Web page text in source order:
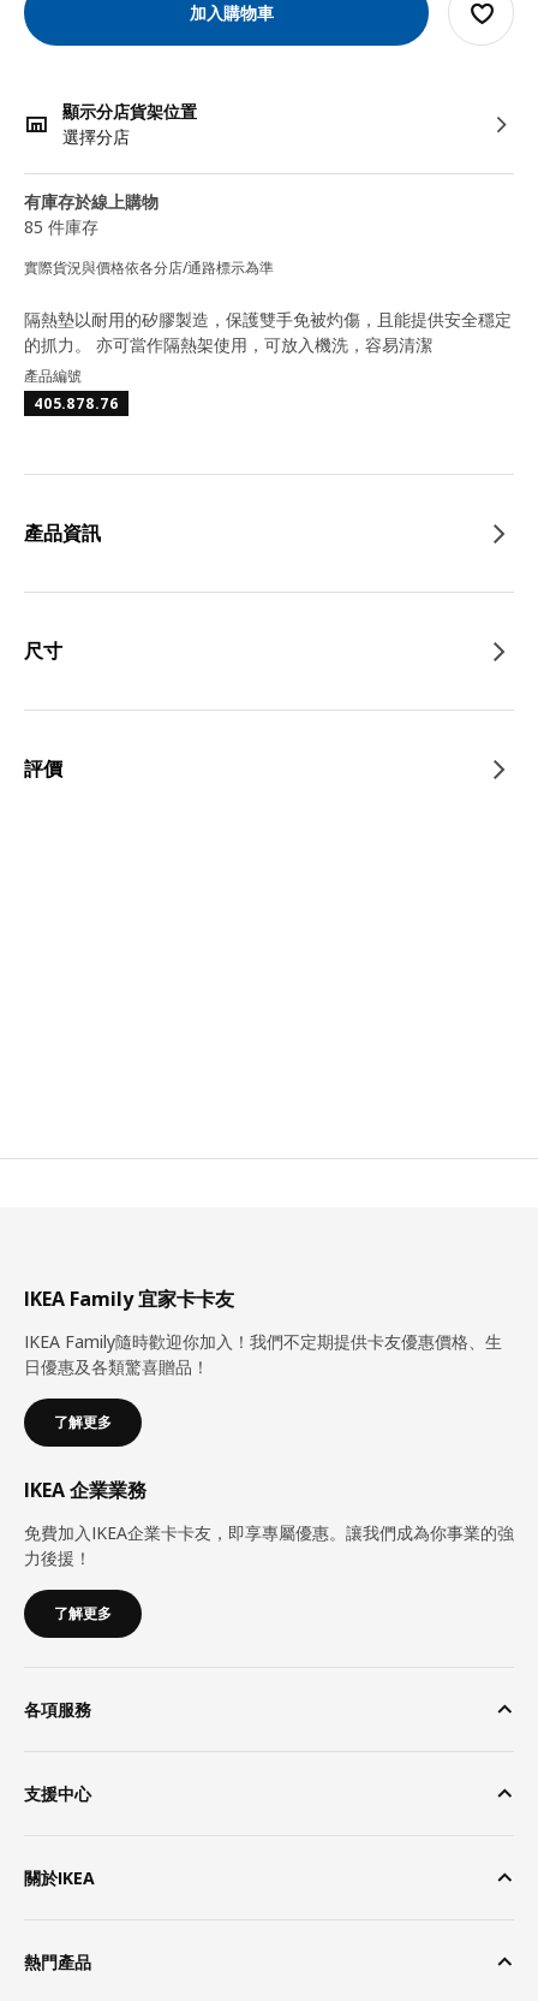
加入購物車
顯示分店貨架位置
選擇分店
有庫存於線上購物
85 件庫存
實際貨況與價格依各分店/通路標示為準
隔熱墊以耐用的矽膠製造，保護雙手免被灼傷，且能提供安全穩定
的抓力。 亦可當作隔熱架使用，可放入機洗，容易清潔
產品編號
405.878.76
產品資訊
尺寸
評價
IKEA Family 宜家卡卡友
IKEA Family隨時歡迎你加入！我們不定期提供卡友優惠價格、生
日優惠及各類驚喜贈品！
了解更多
IKEA 企業業務
免費加入IKEA企業卡卡友，即享專屬優惠。讓我們成為你事業的強
力後援！
了解更多
各項服務
支援中心
關於IKEA
熱門產品